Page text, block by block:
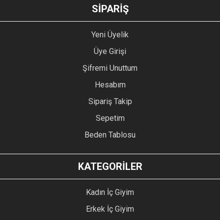
GÖNDER
SİPARİŞ
Yeni Üyelik
Üye Girişi
Şifremi Unuttum
Hesabım
Sipariş Takip
Sepetim
Beden Tablosu
KATEGORİLER
Kadın İç Giyim
Erkek İç Giyim